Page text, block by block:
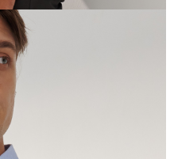
kali pertama yang lulus
pengguna tidak membuat
pembayaran lewat sebanyak
bawah umur dikehendaki
bapa atau penjaga yang sah
pemprosesan dan
tidak bersetuju dengan data